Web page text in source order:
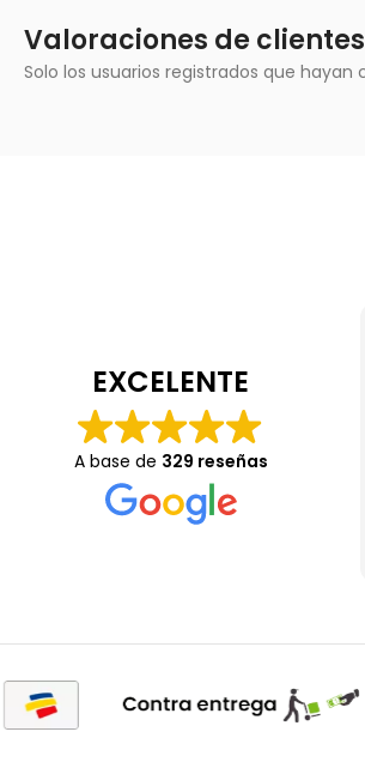
Valoraciones de clientes
Solo los usuarios registrados que
EXCELENTE
A base de 329 reseñas